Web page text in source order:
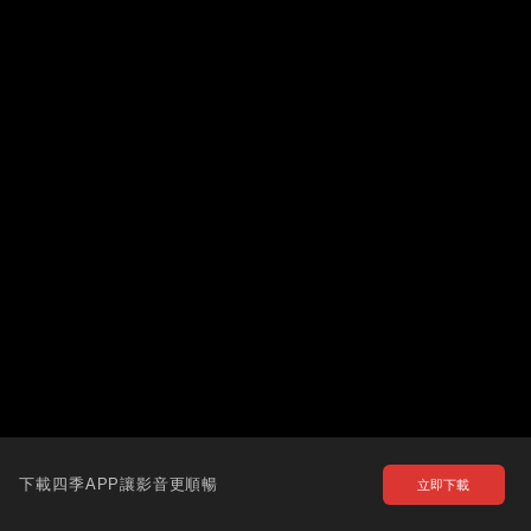
下載四季APP讓影音更順暢 立即下載